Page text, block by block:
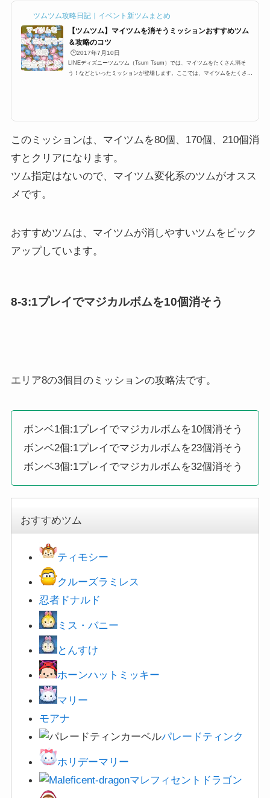
ツムツム攻略日記｜イベント新ツムまとめ
【ツムツム】マイツムを消そうミッションおすすめツム
＆攻略のコツ
🕒️2017年7月10日
LINEディズニーツムツム（Tsum Tsum）では、マイツムをたくさん消そ
う！などといったミッションが登場します。ここでは、マイツムをたくさん
にはたくさんのキャラクター...
このミッションは、マイツムを80個、170個、210個消
すとクリアになります。
ツム指定はないので、マイツム変化系のツムがオスス
メです。
おすすめツムは、マイツムが消しやすいツムをピック
アップしています。
8-3:1プレイでマジカルボムを10個消そう
エリア8の3個目のミッションの攻略法です。
ボンベ1個:1プレイでマジカルボムを10個消そう
ボンベ2個:1プレイでマジカルボムを23個消そう
ボンベ3個:1プレイでマジカルボムを32個消そう
おすすめツム
ティモシー
クルーズラミレス
忍者ドナルド
ミス・バニー
とんすけ
ホーンハットミッキー
マリー
モアナ
パレードティンク
ホリデーマリー
マレフィセントドラゴン